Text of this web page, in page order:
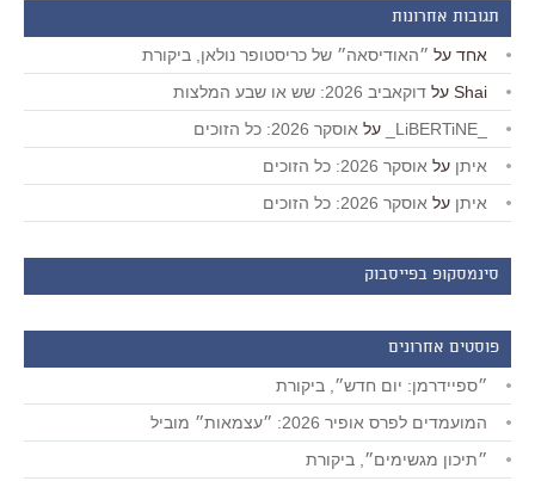
תגובות אחרונות
אחד על ״האודיסאה״ של כריסטופר נולאן, ביקורת
Shai על דוקאביב 2026: שש או שבע המלצות
על אוסקר 2026: כל הזוכים
איתן על אוסקר 2026: כל הזוכים
איתן על אוסקר 2026: כל הזוכים
סינמסקופ בפייסבוק
פוסטים אחרונים
״ספיידרמן: יום חדש״, ביקורת
המועמדים לפרס אופיר 2026: ״עצמאות״ מוביל
״תיכון מגשימים״, ביקורת